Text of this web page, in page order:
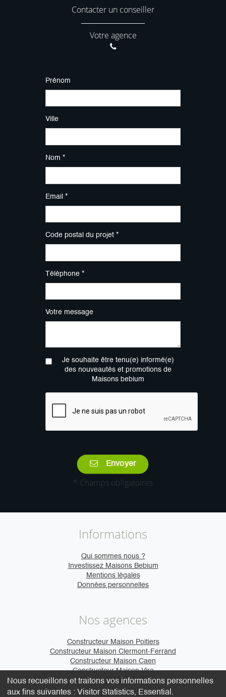
Contacter un conseiller
Votre agence
Prénom
Ville
Nom *
Email *
Code postal du projet *
Téléphone *
Votre message
Je souhaite être tenu(e) informé(e)
des nouveautés et promotions de
Maisons bebium
Envoyer
* Champs obligatoires
Informations
Qui sommes nous ?
Investissez Maisons Bebium
Mentions légales
Données personnelles
Nos agences
Constructeur Maison Poitiers
Constructeur Maison Clermont-Ferrand
Constructeur Maison Caen
Constructeur Maison Vire
Nous recueillons et traitons vos informations personnelles
aux fins suivantes : Visitor Statistics, Essential .